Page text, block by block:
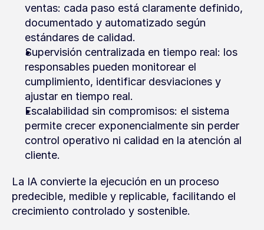
ventas: cada paso está claramente definido,
documentado y automatizado según
estándares de calidad.
Supervisión centralizada en tiempo real: los
responsables pueden monitorear el
cumplimiento, identificar desviaciones y
ajustar en tiempo real.
Escalabilidad sin compromisos: el sistema
permite crecer exponencialmente sin perder
control operativo ni calidad en la atención al
cliente.
La IA convierte la ejecución en un proceso
predecible, medible y replicable, facilitando el
crecimiento controlado y sostenible.